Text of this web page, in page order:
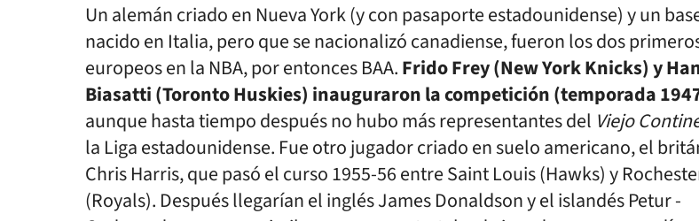
Un alemán criado en Nueva York (y con pasaporte estadounidense) y un
nacido en Italia, pero que se nacionalizó canadiense, fueron los dos
europeos en la NBA, por entonces BAA.Frido Frey (New York Knicks) y
Biasatti (Toronto Huskies) inauguraron la competición (temporada
aunque hasta tiempo después no hubo más representantes del Viejo
la Liga estadounidense. Fue otro jugador criado en suelo americano, el
Chris Harris, que pasó el curso 1955-56 entre Saint Louis (Hawks) y
(Royals). Después llegarían el inglés James Donaldson y el islandés Petur ­